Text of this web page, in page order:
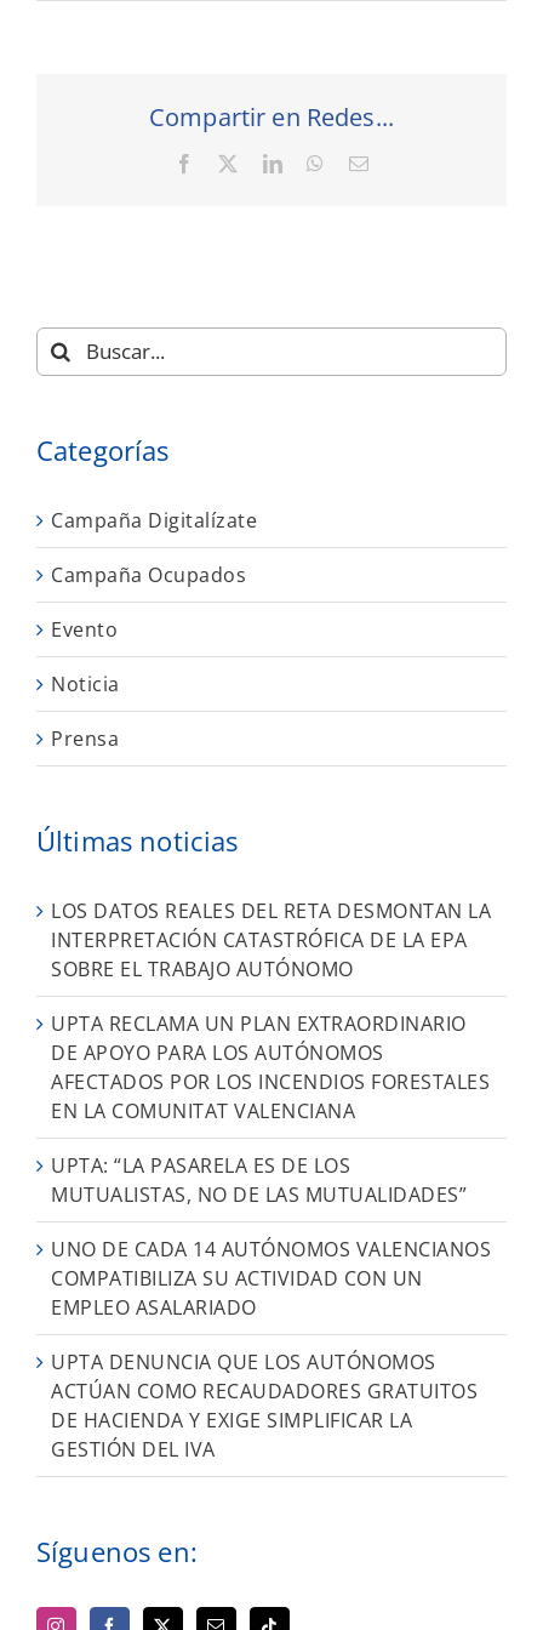
Compartir en Redes...
Facebook LinkedInWhatsApp
Correo
Buscar:
Categorías
Campaña Digitalízate
Campaña Ocupados
Evento
Noticia
Prensa
Últimas noticias
LOS DATOS REALES DEL RETA DESMONTAN LA
INTERPRETACIÓN CATASTRÓFICA DE LA EPA
SOBRE EL TRABAJO AUTÓNOMO
UPTA RECLAMA UN PLAN EXTRAORDINARIO
DE APOYO PARA LOS AUTÓNOMOS
AFECTADOS POR LOS INCENDIOS FORESTALES
EN LA COMUNITAT VALENCIANA
UPTA: “LA PASARELA ES DE LOS
MUTUALISTAS, NO DE LAS MUTUALIDADES”
UNO DE CADA 14 AUTÓNOMOS VALENCIANOS
COMPATIBILIZA SU ACTIVIDAD CON UN
EMPLEO ASALARIADO
UPTA DENUNCIA QUE LOS AUTÓNOMOS
ACTÚAN COMO RECAUDADORES GRATUITOS
DE HACIENDA Y EXIGE SIMPLIFICAR LA
GESTIÓN DEL IVA
Síguenos en: